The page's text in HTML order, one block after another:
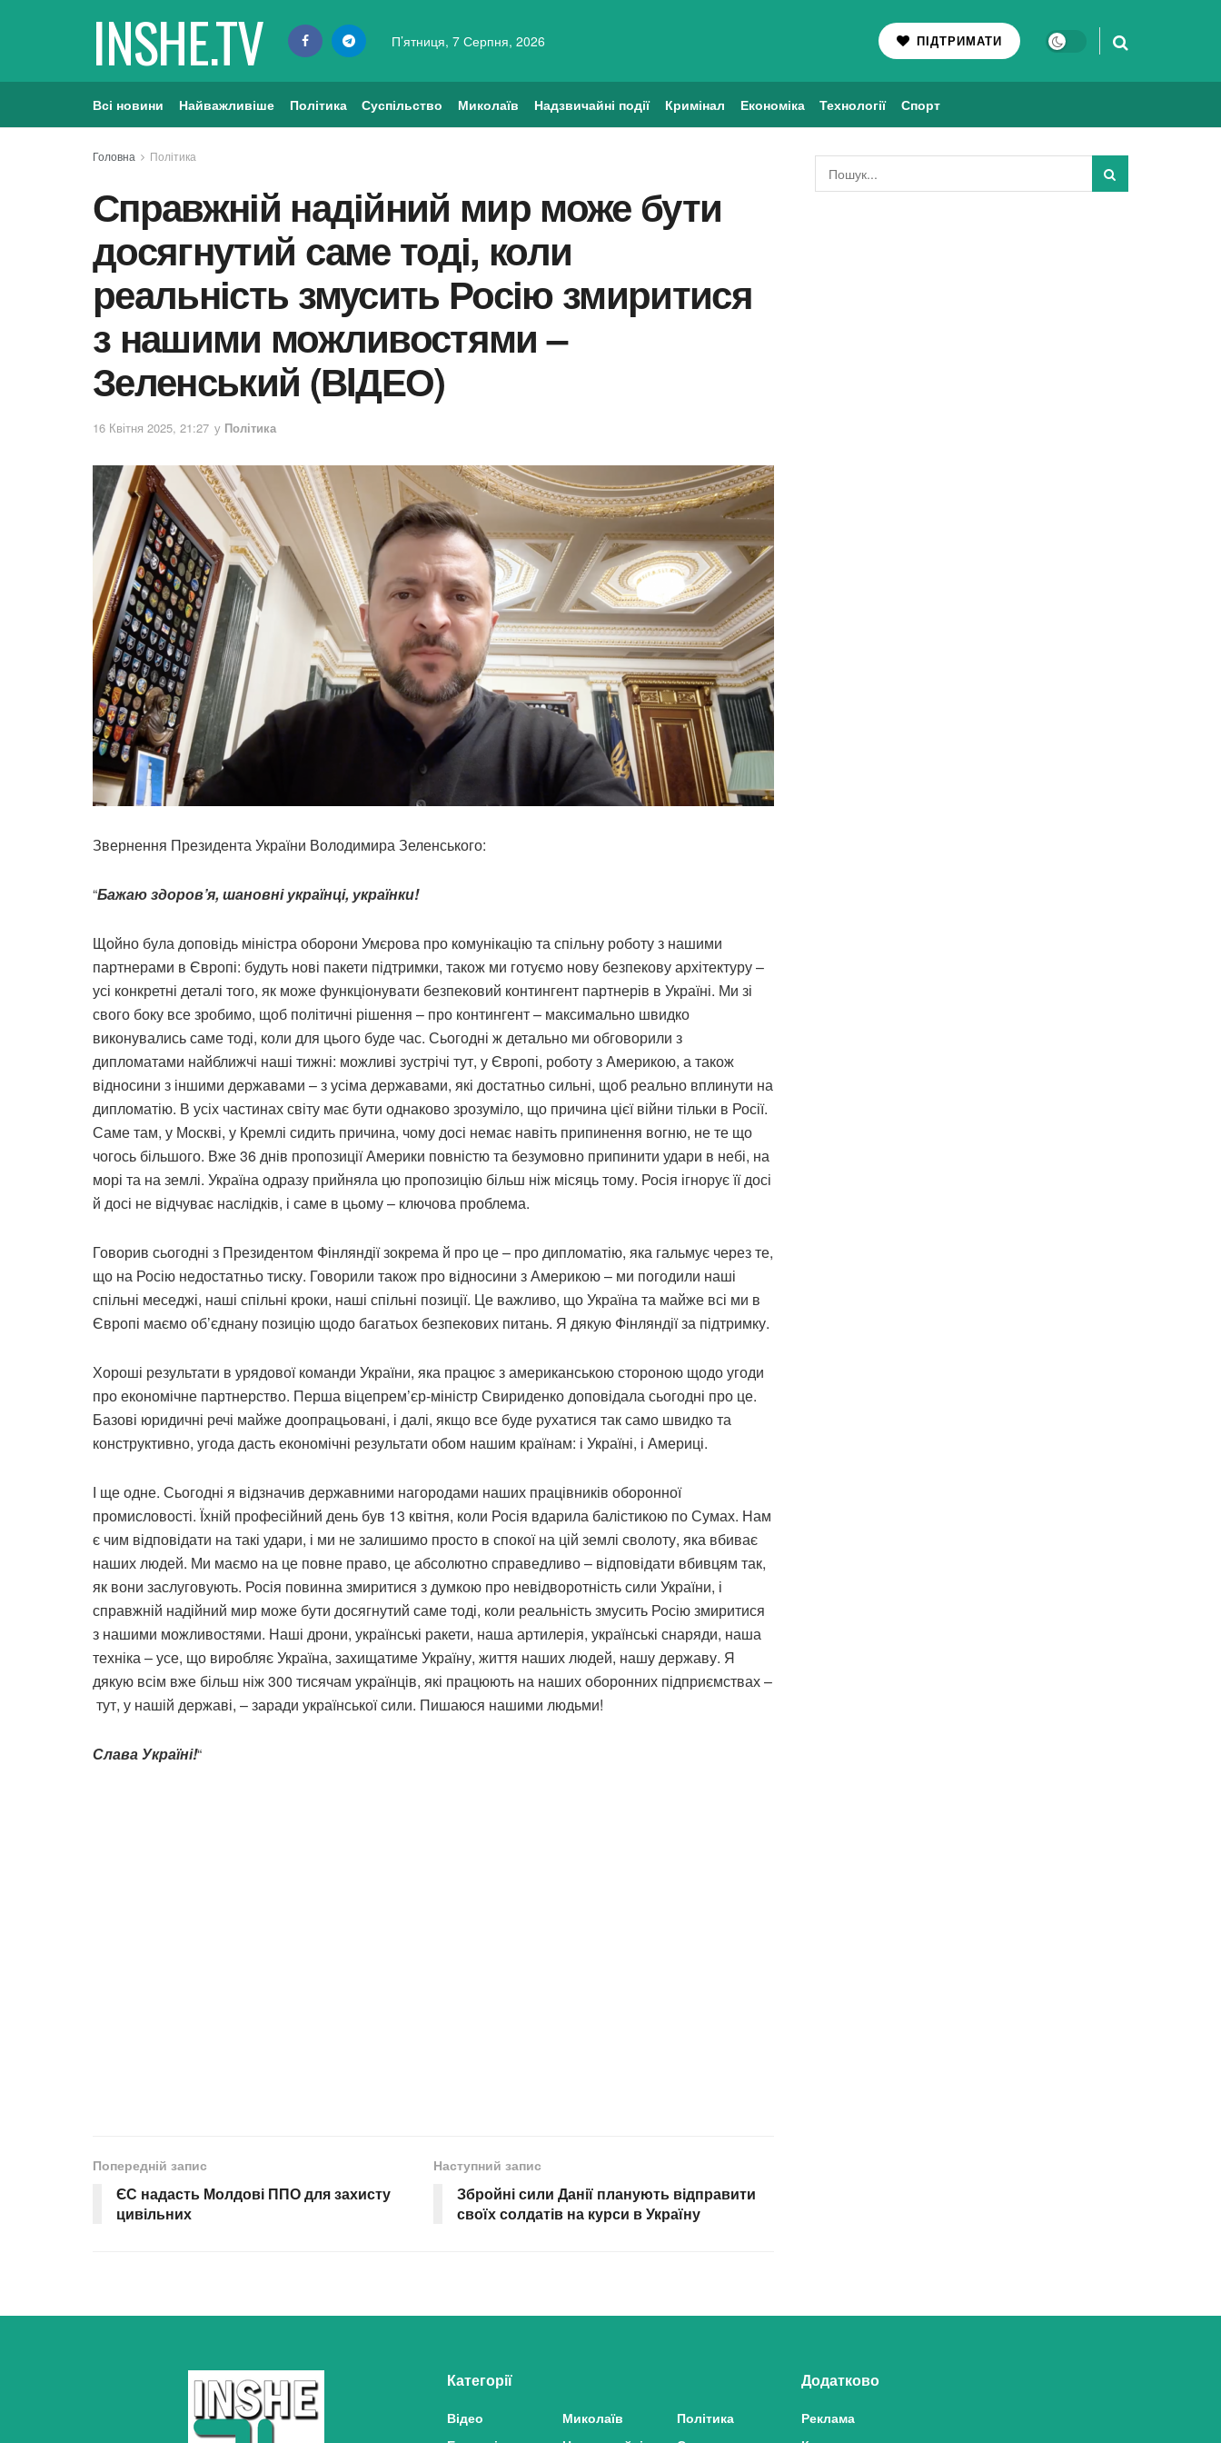
INSHE.TV П’ятниця, 7 Серпня, 2026 ПІДТРИМАТИ
Всі новини Найважливіше Політика Суспільство Миколаїв Надзвичайні події Кримінал Економіка Технології Спорт
Головна Політика
Справжній надійний мир може бути
досягнутий саме тоді, коли
реальність змусить Росію змиритися
з нашими можливостями –
Зеленський (ВIДЕО)
16 Квітня 2025, 21:27 у Політика
Звернення Президента України Володимира Зеленського:
“Бажаю здоров’я, шановні українці, українки!
Щойно була доповідь міністра оборони Умєрова про комунікацію та спільну роботу з нашими
партнерами в Європі: будуть нові пакети підтримки, також ми готуємо нову безпекову архітектуру –
усі конкретні деталі того, як може функціонувати безпековий контингент партнерів в Україні. Ми зі
свого боку все зробимо, щоб політичні рішення – про контингент – максимально швидко
виконувались саме тоді, коли для цього буде час. Сьогодні ж детально ми обговорили з
дипломатами найближчі наші тижні: можливі зустрічі тут, у Європі, роботу з Америкою, а також
відносини з іншими державами – з усіма державами, які достатньо сильні, щоб реально вплинути на
дипломатію. В усіх частинах світу має бути однаково зрозуміло, що причина цієї війни тільки в Росії.
Саме там, у Москві, у Кремлі сидить причина, чому досі немає навіть припинення вогню, не те що
чогось більшого. Вже 36 днів пропозиції Америки повністю та безумовно припинити удари в небі, на
морі та на землі. Україна одразу прийняла цю пропозицію більш ніж місяць тому. Росія ігнорує її досі
й досі не відчуває наслідків, і саме в цьому – ключова проблема.
Говорив сьогодні з Президентом Фінляндії зокрема й про це – про дипломатію, яка гальмує через те,
що на Росію недостатньо тиску. Говорили також про відносини з Америкою – ми погодили наші
спільні меседжі, наші спільні кроки, наші спільні позиції. Це важливо, що Україна та майже всі ми в
Європі маємо об’єднану позицію щодо багатьох безпекових питань. Я дякую Фінляндії за підтримку.
Хороші результати в урядової команди України, яка працює з американською стороною щодо угоди
про економічне партнерство. Перша віцепрем’єр-міністр Свириденко доповідала сьогодні про це.
Базові юридичні речі майже доопрацьовані, і далі, якщо все буде рухатися так само швидко та
конструктивно, угода дасть економічні результати обом нашим країнам: і Україні, і Америці.
І ще одне. Сьогодні я відзначив державними нагородами наших працівників оборонної
промисловості. Їхній професійний день був 13 квітня, коли Росія вдарила балістикою по Сумах. Нам
є чим відповідати на такі удари, і ми не залишимо просто в спокої на цій землі сволоту, яка вбиває
наших людей. Ми маємо на це повне право, це абсолютно справедливо – відповідати вбивцям так,
як вони заслуговують. Росія повинна змиритися з думкою про невідворотність сили України, і
справжній надійний мир може бути досягнутий саме тоді, коли реальність змусить Росію змиритися
з нашими можливостями. Наші дрони, українські ракети, наша артилерія, українські снаряди, наша
техніка – усе, що виробляє Україна, захищатиме Україну, життя наших людей, нашу державу. Я
дякую всім вже більш ніж 300 тисячам українців, які працюють на наших оборонних підприємствах –
тут, у нашій державі, – заради української сили. Пишаюся нашими людьми!
Слава Україні!“
Попередній запис
ЄС надасть Молдові ППО для захисту
цивільних
Наступний запис
Збройні сили Данії планують відправити
своїх солдатів на курси в Україну
Категорії
Відео
Миколаїв
Політика
Додатково
Реклама